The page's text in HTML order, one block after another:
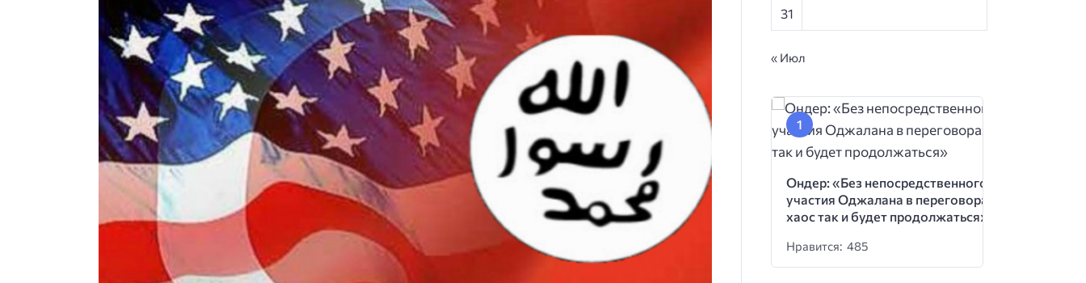
31
« Июл
Ондер: «Без непосредственного
участия Оджалана в переговорах
хаос так и будет продолжаться»
Нравится: 485